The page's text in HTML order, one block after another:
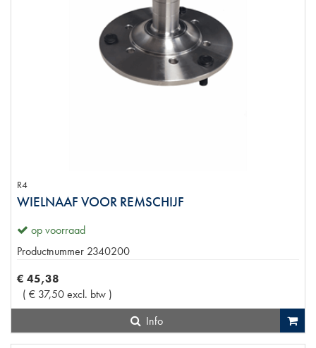
R4
WIELNAAF VOOR REMSCHIJF
op voorraad
Productnummer 2340200
€ 45,38
( € 37,50excl. btw )
Info